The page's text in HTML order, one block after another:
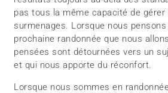
pas tous la même capacité de
surmenages. Lorsque nous
prochaine randonnée que nous
pensées sont détournées vers un
et qui nous apporte du réconfort.
Lorsque nous sommes en